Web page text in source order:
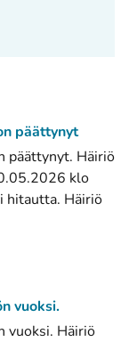
päättynyt
päättynyt. Häiriö
klo
hitautta. Häiriö
vuoksi.
vuoksi. Häiriö